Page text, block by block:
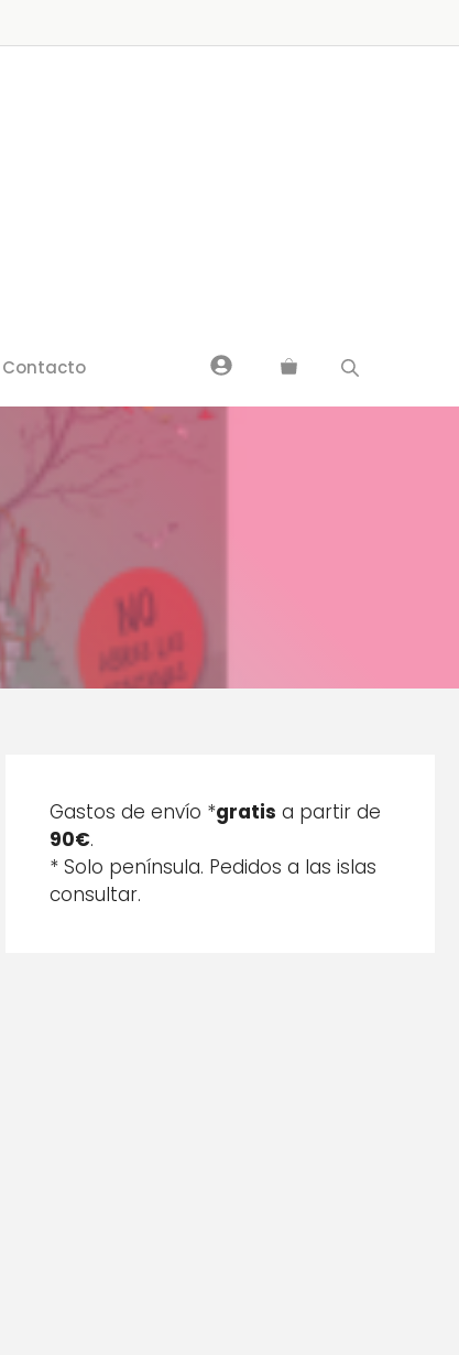
Contacto
Gastos de envío *gratis a partir de
90€.
* Solo península. Pedidos a las islas
consultar.